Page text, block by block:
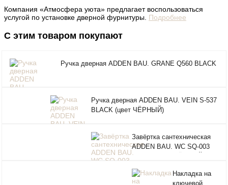
Компания «Атмосфера уюта» предлагает воспользоваться
услугой по установке дверной фурнитуры. Подробнее
С этим товаром покупают
Ручка дверная ADDEN BAU. GRANE Q560 BLACK
Ручка дверная ADDEN BAU. VEIN S-537
BLACK (цвет ЧЁРНЫЙ)
Завёртка сантехническая
ADDEN BAU. WC SQ-003
BLACK (цвет ЧЁРНЫЙ)
Накладка на
ключевой